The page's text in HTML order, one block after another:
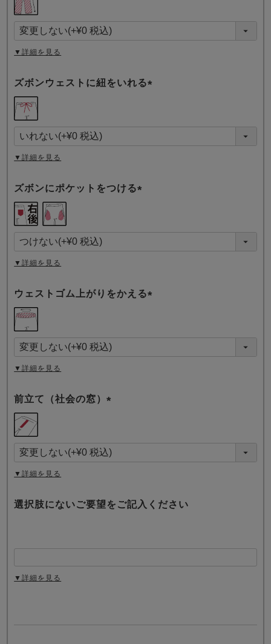
須
)
▼詳細を見る
ズボンウェストに紐をいれる
須
)
▼詳細を見る
ズボンにポケットをつける
須
)
▼詳細を見る
ウェストゴム上がりをかえる
須
)
▼詳細を見る
前立て（社会の窓）
須
)
▼詳細を見る
選択肢にないご要望をご記入ください
▼詳細を見る